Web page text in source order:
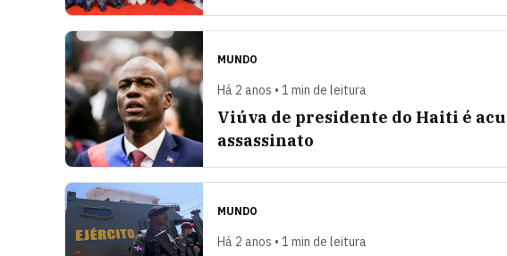
MUNDO
Há 2 anos • 1 min de leitura
Viúva de presidente do Haiti é
assassinato
MUNDO
Há 2 anos • 1 min de leitura